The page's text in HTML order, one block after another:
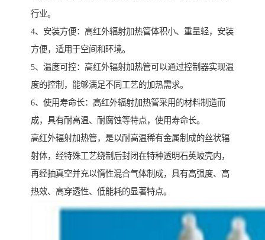
行业。
4、安装方便：高红外辐射加热管体积小、重量轻，安装
方便，适用于空间和环境。
5、温度可控：高红外辐射加热管可以通过控制器实现温
度的控制，能够满足不同工艺的加热需求。
6、使用寿命长：高红外辐射加热管采用的材料制造而
成，具有耐高温、耐腐蚀等特点，使用寿命长。
高红外辐射加热管，是以耐高温稀有金属制成的丝状辐
射体，经特殊工艺绕制后封闭在特种透明石英玻壳内，
再经抽真空并充以惰性混合气体制成，具有高强度、高
热效、高穿透性、低能耗的显著特点。